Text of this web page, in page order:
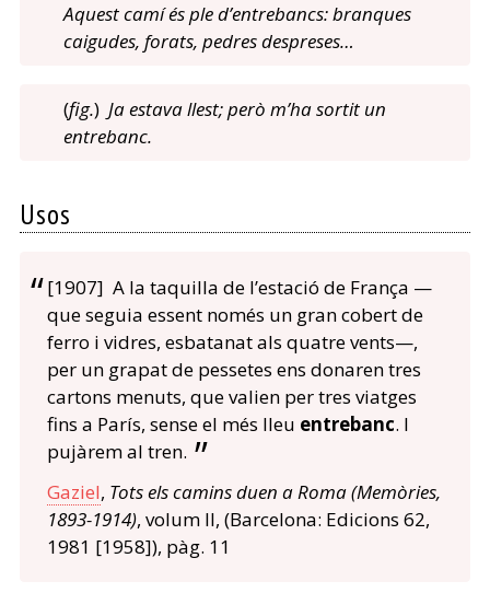
Aquest camí és ple d’entrebancs: branques
caigudes, forats, pedres despreses…
(fig.) Ja estava llest; però m’ha sortit un
entrebanc.
Usos
[1907] A la taquilla de l’estació de França —
que seguia essent només un gran cobert de
ferro i vidres, esbatanat als quatre vents—,
per un grapat de pessetes ens donaren tres
cartons menuts, que valien per tres viatges
fins a París, sense el més lleu entrebanc. I
pujàrem al tren.
Gaziel, Tots els camins duen a Roma (Memòries,
1893-1914), volum II, (Barcelona: Edicions 62,
1981 [1958]), pàg. 11